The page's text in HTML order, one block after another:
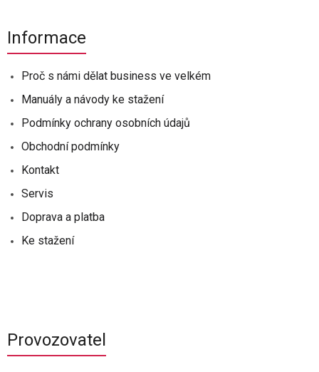
Informace
Proč s námi dělat business ve velkém
Manuály a návody ke stažení
Podmínky ochrany osobních údajů
Obchodní podmínky
Kontakt
Servis
Doprava a platba
Ke stažení
Provozovatel